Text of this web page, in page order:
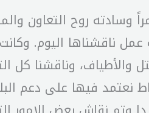
روح التعاون
ناقشناها اليوم.
والأطياف، وناقشنا كل
وألا نعود إلى أزمة كما حصل عام 2015. هذه